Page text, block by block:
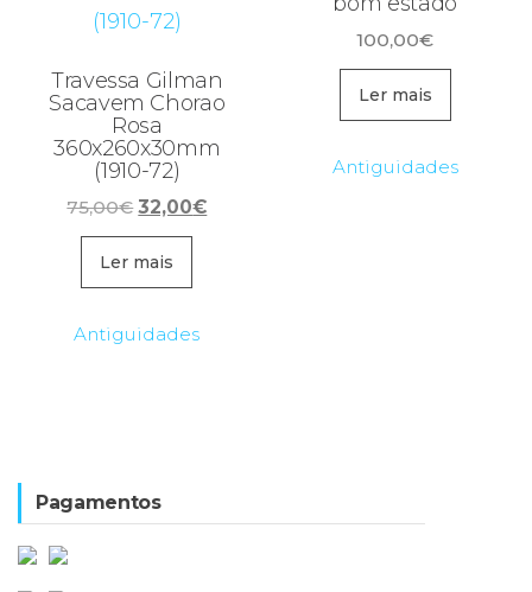
Travessa Gilman
Sacavem Chorao
Rosa
360x260x30mm
(1910-72)
75,00€ O
preço
original
era:
32,00€O
Ler mais
Antiguidades
100,00€
Ler mais
Antiguidades
Pagamentos